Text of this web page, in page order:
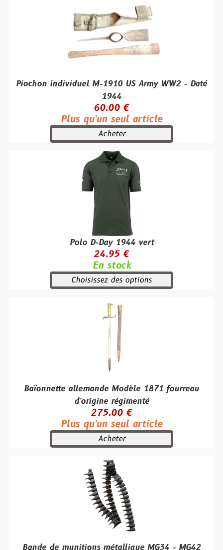
Piochon individuel M-1910 US Army WW2 - Daté
1944
60.00 €
Plus qu'un seul article
Acheter
Polo D-Day 1944 vert
24.95 €
En stock
Choisissez des options
Baïonnette allemande Modèle 1871 fourreau
d'origine régimenté
275.00 €
Plus qu'un seul article
Acheter
Bande de munitions métallique MG34 - MG42